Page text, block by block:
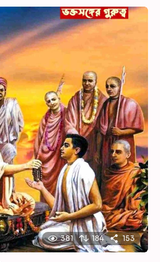
381 184 153